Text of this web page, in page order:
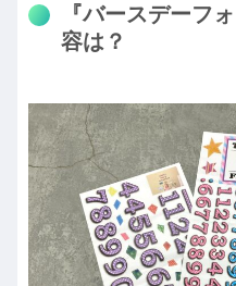
『バースデーフ
容は？